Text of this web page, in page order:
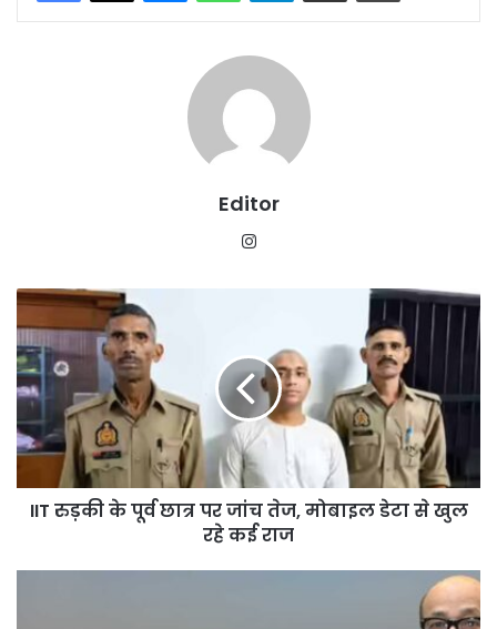
Editor
IIT
रुड़की
के
पूर्व
छात्र
जांच
तेज,
मोबाइल
डेटाIIT रुड़की के पूर्व छात्र पर जांच तेज, मोबाइल डेटा से खुल
रहे कई राज